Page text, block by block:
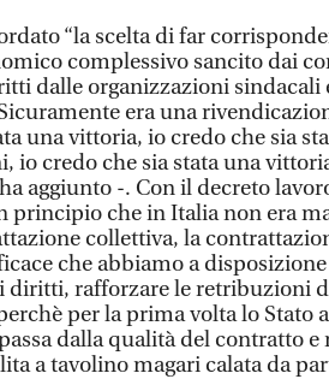
“la scelta di far
complessivo sancito dai
dalle organizzazioni sindacali
era una
una vittoria, io credo che sia
io credo che sia stata una
aggiunto -. Con il decreto
principio che in Italia non era
collettiva, la
che abbiamo a
diritti, rafforzare le retribuzioni
per la prima volta lo Stato
dalla qualità del contratto
a tavolino magari calata da